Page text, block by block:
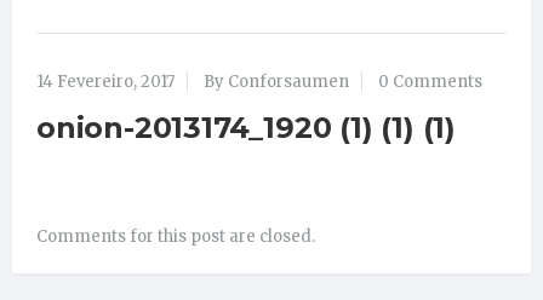
14 Fevereiro, 2017 By Conforsaumen 0 Comments
onion-2013174_1920 (1) (1) (1)
Comments for this post are closed.